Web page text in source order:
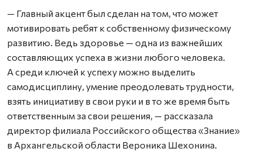
— Главный акцент был сделан на том, что может
мотивировать ребят к собственному физическому
развитию. Ведь здоровье — одна из важнейших
составляющих успеха в жизни любого человека.
А среди ключей к успеху можно выделить
самодисциплину, умение преодолевать трудности,
взять инициативу в свои руки и в то же время быть
ответственным за свои решения, — рассказала
директор филиала Российского общества «Знание»
в Архангельской области Вероника Шехонина.